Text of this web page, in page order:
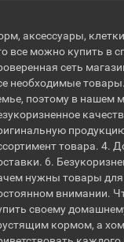
аксессуары,
все можно купить в
сеть
необходимые
поэтому в нашем
товара. 4.
6.
нужны товары
внимании.
своему
кормом, а